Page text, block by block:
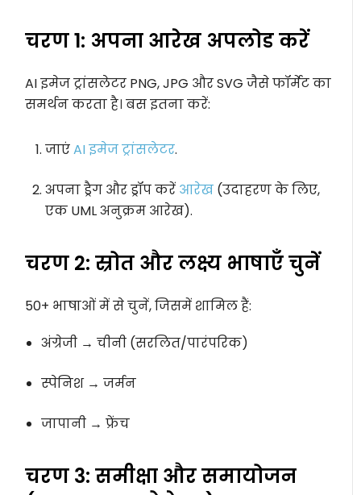
चरण 1: अपना आरेख अपलोड करें
AI इमेज ट्रांसलेटर PNG, JPG और SVG जैसे फॉर्मेट का
समर्थन करता है। बस इतना करें:
जाएंAI इमेज ट्रांसलेटर.
अपना ड्रैग और ड्रॉप करें आरेख (उदाहरण के लिए,
एक UML अनुक्रम आरेख).
चरण 2: स्रोत और लक्ष्य भाषाएँ चुनें
50+ भाषाओं में से चुनें, जिसमें शामिल हैं:
अंग्रेजी → चीनी (सरलित/पारंपरिक)
स्पेनिश → जर्मन
जापानी → फ्रेंच
चरण 3: समीक्षा और समायोजन